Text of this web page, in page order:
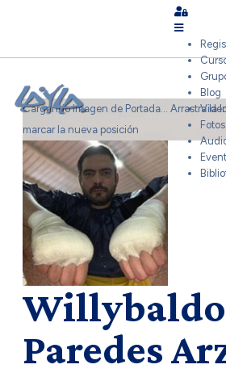
Sign In
Blog
Fotos
Cargando Imagen de Portada... Arrastra la
marcar la nueva posición
Willybaldo
Paredes